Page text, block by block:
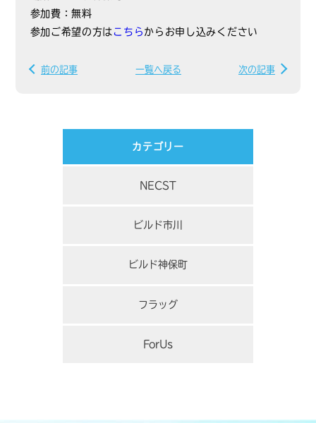
参加費：無料
参加ご希望の方は こちら からお申し込みください
前の記事 一覧へ戻る 次の記事
カテゴリー
NECST
ビルド市川
ビルド神保町
フラッグ
ForUs